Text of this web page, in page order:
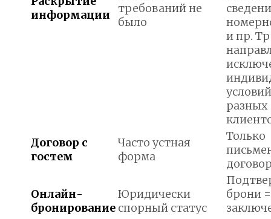
информации
требований не
было
и пр.
разных
Договор с
гостем
Часто устная
форма
Только
Онлайн-
бронирование
Юридически
спорный статус
брони =